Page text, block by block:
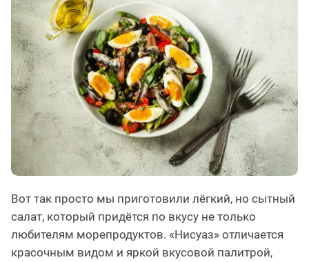
Вот так просто мы приготовили лёгкий, но сытный
салат, который придётся по вкусу не только
любителям морепродуктов. «Нисуаз» отличается
красочным видом и яркой вкусовой палитрой,